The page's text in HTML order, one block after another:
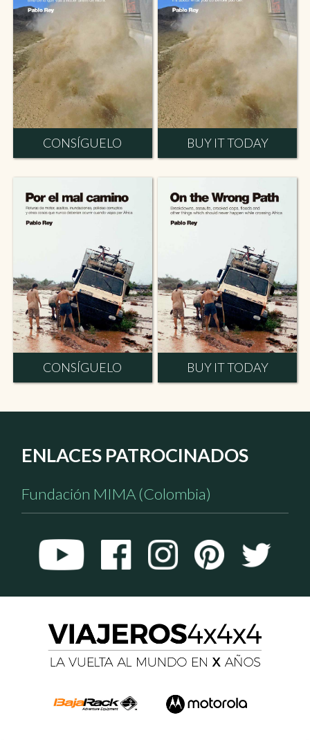
CONSÍGUELO BUY IT TODAY
CONSÍGUELO BUY IT TODAY
ENLACES PATROCINADOS
Fundación MIMA (Colombia)